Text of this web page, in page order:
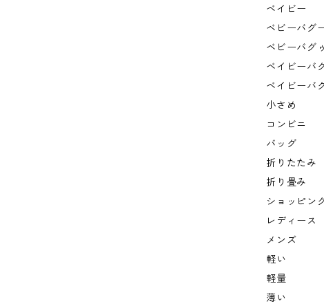
ベイビー
ベビーバグ
ベビーバグゥ
ベイビーバ
ベイビーバ
小さめ
コンビニ
バッグ
折りたたみ
折り畳み
ショッピン
レディース
メンズ
軽い
軽量
薄い